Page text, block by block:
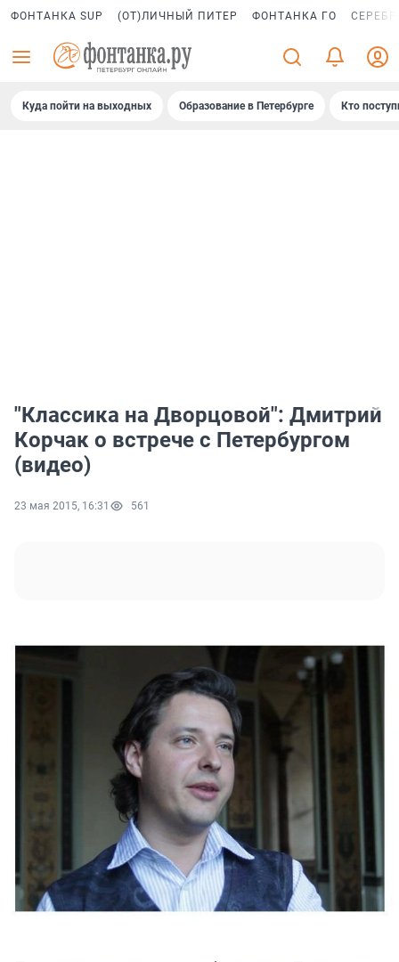
ФОНТАНКА SUP (ОТ)ЛИЧНЫЙ ПИТЕР ФОНТАНКА ГО
Куда пойти на выходных Образование в Петербурге Кто
"Классика на Дворцовой": Дмитрий
Корчак о встрече с Петербургом
(видео)
23 мая 2015, 16:31 561